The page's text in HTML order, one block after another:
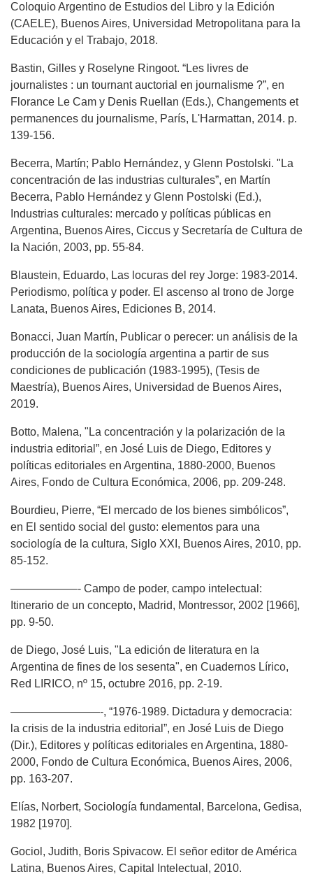
Coloquio Argentino de Estudios del Libro y la Edición
(CAELE), Buenos Aires, Universidad Metropolitana para la
Educación y el Trabajo, 2018.
Bastin, Gilles y Roselyne Ringoot. “Les livres de
journalistes : un tournant auctorial en journalisme ?”, en
Florance Le Cam y Denis Ruellan (Eds.), Changements et
permanences du journalisme, París, L'Harmattan, 2014. p.
139-156.
Becerra, Martín; Pablo Hernández, y Glenn Postolski. "La
concentración de las industrias culturales”, en Martín
Becerra, Pablo Hernández y Glenn Postolski (Ed.),
Industrias culturales: mercado y políticas públicas en
Argentina, Buenos Aires, Ciccus y Secretaría de Cultura de
la Nación, 2003, pp. 55-84.
Blaustein, Eduardo, Las locuras del rey Jorge: 1983-2014.
Periodismo, política y poder. El ascenso al trono de Jorge
Lanata, Buenos Aires, Ediciones B, 2014.
Bonacci, Juan Martín, Publicar o perecer: un análisis de la
producción de la sociología argentina a partir de sus
condiciones de publicación (1983-1995), (Tesis de
Maestría), Buenos Aires, Universidad de Buenos Aires,
2019.
Botto, Malena, "La concentración y la polarización de la
industria editorial”, en José Luis de Diego, Editores y
políticas editoriales en Argentina, 1880-2000, Buenos
Aires, Fondo de Cultura Económica, 2006, pp. 209-248.
Bourdieu, Pierre, “El mercado de los bienes simbólicos”,
en El sentido social del gusto: elementos para una
sociología de la cultura, Siglo XXI, Buenos Aires, 2010, pp.
85-152.
——————- Campo de poder, campo intelectual:
Itinerario de un concepto, Madrid, Montressor, 2002 [1966],
pp. 9-50.
de Diego, José Luis, "La edición de literatura en la
Argentina de fines de los sesenta", en Cuadernos Lírico,
Red LIRICO, nº 15, octubre 2016, pp. 2-19.
————————-, “1976-1989. Dictadura y democracia:
la crisis de la industria editorial”, en José Luis de Diego
(Dir.), Editores y políticas editoriales en Argentina, 1880-
2000, Fondo de Cultura Económica, Buenos Aires, 2006,
pp. 163-207.
Elías, Norbert, Sociología fundamental, Barcelona, Gedisa,
1982 [1970].
Gociol, Judith, Boris Spivacow. El señor editor de América
Latina, Buenos Aires, Capital Intelectual, 2010.